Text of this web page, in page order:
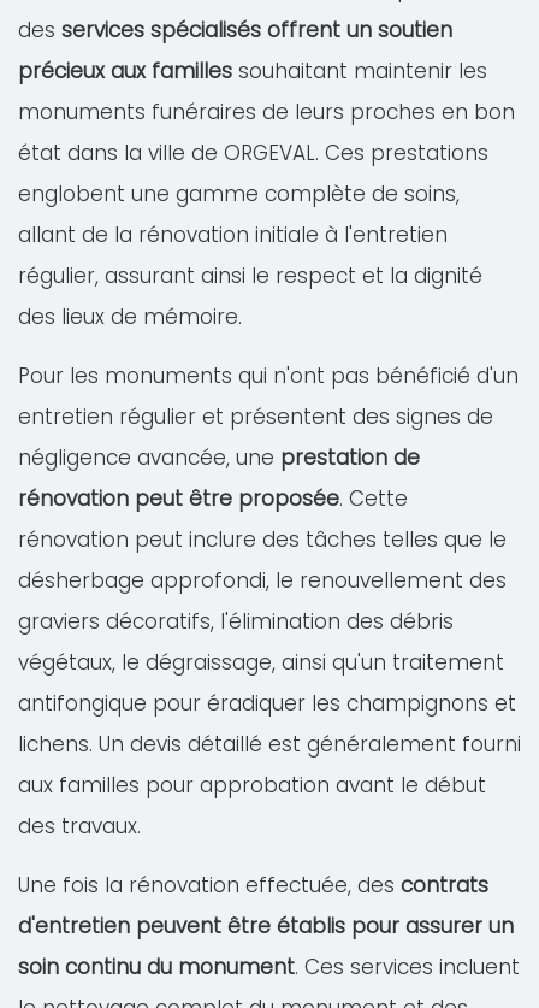
des services spécialisés offrent un soutien
précieux aux familles souhaitant maintenir les
monuments funéraires de leurs proches en bon
état dans la ville de ORGEVAL. Ces prestations
englobent une gamme complète de soins,
allant de la rénovation initiale à l'entretien
régulier, assurant ainsi le respect et la dignité
des lieux de mémoire.
Pour les monuments qui n'ont pas bénéficié d'un
entretien régulier et présentent des signes de
négligence avancée, une prestation de
rénovation peut être proposée. Cette
rénovation peut inclure des tâches telles que le
désherbage approfondi, le renouvellement des
graviers décoratifs, l'élimination des débris
végétaux, le dégraissage, ainsi qu'un traitement
antifongique pour éradiquer les champignons et
lichens. Un devis détaillé est généralement fourni
aux familles pour approbation avant le début
des travaux.
Une fois la rénovation effectuée, des contrats
d'entretien peuvent être établis pour assurer un
soin continu du monument. Ces services incluent